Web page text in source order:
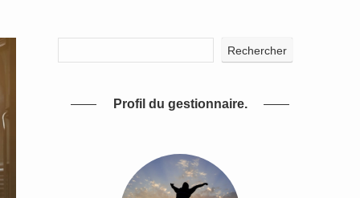
Rechercher
Profil du gestionnaire.